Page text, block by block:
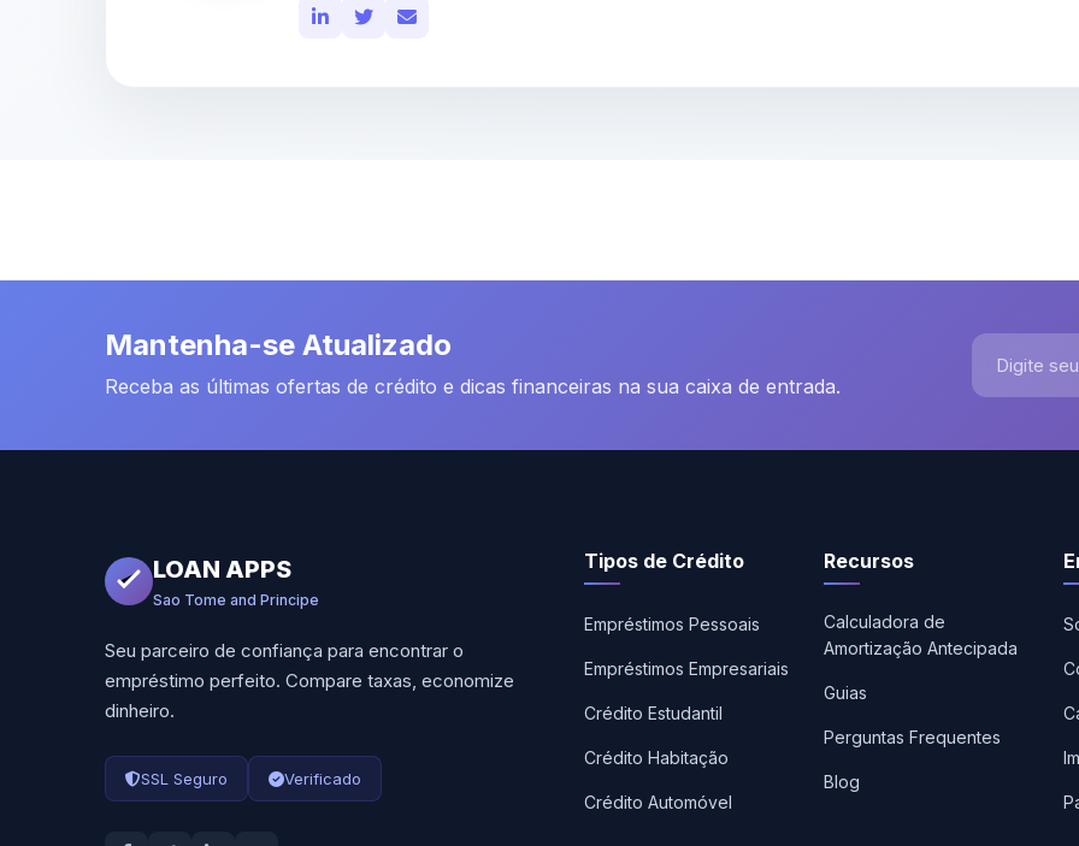
Mantenha-se Atualizado
Receba as últimas ofertas de crédito e dicas financeiras na sua caixa de entrada.
Digite seu
LOAN APPS
Sao Tome and Principe
Seu parceiro de confiança para encontrar o
empréstimo perfeito. Compare taxas, economize
dinheiro.
SSL Seguro Verificado
Tipos de Crédito
Empréstimos Pessoais
Empréstimos Empresariais
Crédito Estudantil
Crédito Habitação
Crédito Automóvel
Recursos
Calculadora de
Amortização Antecipada
Guias
Perguntas Frequentes
Blog